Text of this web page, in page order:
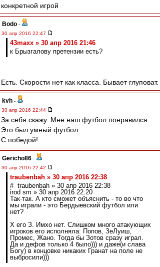
конкретной игрой
Bodo -
30 апр 2016 22:47
43maxx » 30 апр 2016 21:46
к Брызгалову претензии есть?
Есть. Скорости нет как класса. Бывает глуповат.
kvh -
30 апр 2016 22:44
За себя скажу. Мне наш футбол понравился.
Это был умный футбол.
С победой!
Gericho86 -
30 апр 2016 22:42
traubenbah » 30 апр 2016 22:38
# traubenbah » 30 апр 2016 22:38
irod sm » 30 апр 2016 22:20
Так-так. А кто сможет объяснить - то во что
мы играли - это Бердыевский футбол или
нет?
Х его З. Имхо нет. Слишком много атакующих
игроков его исполняла: Попов, ЗеЛуиш,
Промес, Жано. Тогда бы Зотов сразу играл.
Да и дефов только 4 было))) и даже(и слава
Богу) в концовке никаких Гранат на поле не
выбросили)))